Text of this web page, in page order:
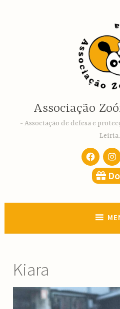
Associação
Associação de defesa e
Leiria.
Kiara